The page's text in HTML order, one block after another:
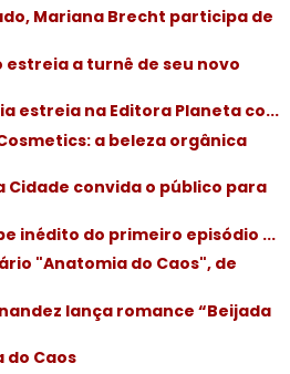
Mariana Brecht participa de
estreia a turnê de seu novo
estreia na Editora Planeta co...
a beleza orgânica
Cidade convida o público para
inédito do primeiro episódio ...
"Anatomia do Caos", de
lança romance “Beijada
Caos